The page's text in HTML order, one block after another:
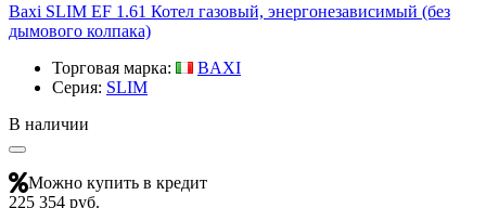
Baxi SLIM EF 1.61 Котел газовый, энергонезависимый (без
дымового колпака)
Торговая марка:
BAXI
Серия: SLIM
В наличии
Можно купить в кредит
225 354 руб.